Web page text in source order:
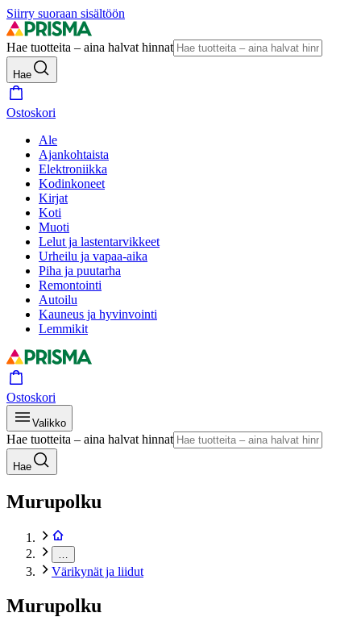
Siirry suoraan sisältöön
Hae tuotteita – aina halvat hinnat
Hae
Ostoskori
Ale
Ajankohtaista
Elektroniikka
Kodinkoneet
Kirjat
Koti
Muoti
Lelut ja lastentarvikkeet
Urheilu ja vapaa-aika
Piha ja puutarha
Remontointi
Autoilu
Kauneus ja hyvinvointi
Lemmikit
Ostoskori
Valikko
Hae tuotteita – aina halvat hinnat
Hae
Murupolku
Värikynät ja liidut
Murupolku